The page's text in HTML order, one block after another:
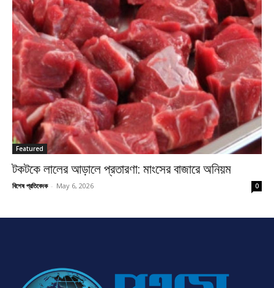
Featured
টকটকে লালের আড়ালে প্রতারণা: মাংসের বাজারে অনিয়ম
বিশেষ প্রতিবেদক - May 6, 2026 0